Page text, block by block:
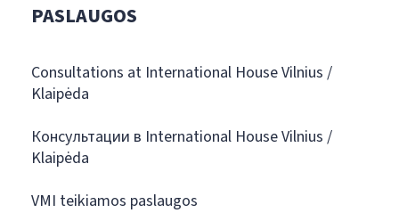
PASLAUGOS
Consultations at International House Vilnius /
Klaipėda
Консультации в International House Vilnius /
Klaipėda
VMI teikiamos paslaugos